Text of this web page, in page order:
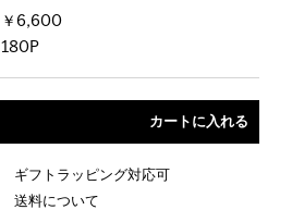
￥6,600
180P
ギフトラッピング対応可
送料について